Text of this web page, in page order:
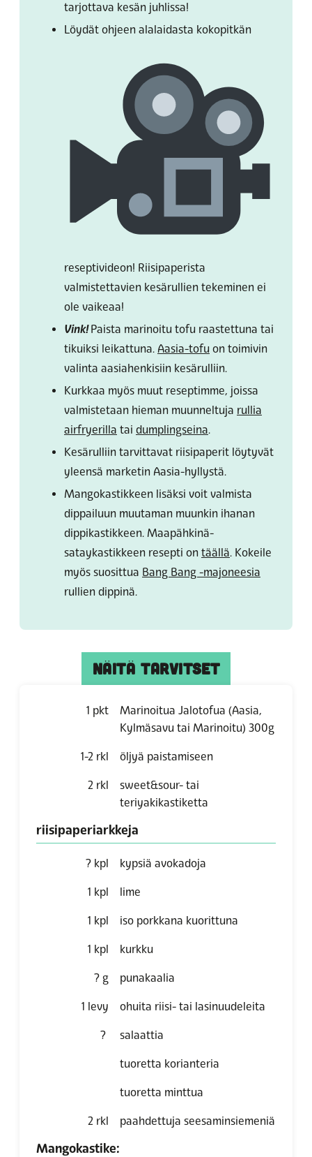
tarjottava kesän juhlissa!
Löydät ohjeen alalaidasta kokopitkän
reseptivideon! Riisipaperista
valmistettavien kesärullien tekeminen ei
ole vaikeaa!
Vink! Paista marinoitu tofu raastettuna tai
tikuiksi leikattuna. Aasia-tofu on toimivin
valinta aasiahenkisiin kesärulliin.
Kurkkaa myös muut reseptimme, joissa
valmistetaan hieman muunneltuja rullia
airfryerilla tai dumplingseina.
Kesärulliin tarvittavat riisipaperit löytyvät
yleensä marketin Aasia-hyllystä.
Mangokastikkeen lisäksi voit valmista
dippailuun muutaman muunkin ihanan
dippikastikkeen. Maapähkinä-
sataykastikkeen resepti on täällä. Kokeile
myös suosittua Bang Bang -majoneesia
rullien dippinä.
NÄITÄ TARVITSET
1 pkt
Marinoitua Jalotofua (Aasia,
Kylmäsavu tai Marinoitu) 300g
1-2 rkl öljyä paistamiseen
2 rkl
sweet&sour- tai
teriyakikastiketta
riisipaperiarkkeja
? kpl kypsiä avokadoja
1 kpl lime
1 kpl iso porkkana kuorittuna
1 kpl kurkku
? g punakaalia
1 levy ohuita riisi- tai lasinuudeleita
? salaattia
tuoretta korianteria
tuoretta minttua
2 rkl paahdettuja seesaminsiemeniä
Mangokastike: